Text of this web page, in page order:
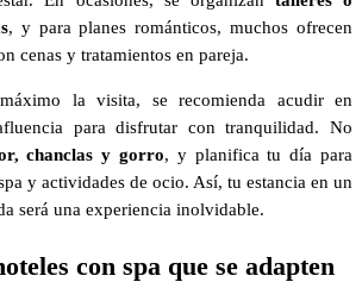
, y para planes románticos, muchos ofrecen
cenas y tratamientos en pareja.
la visita, se recomienda acudir en
para disfrutar con tranquilidad. No
chanclas y gorro, y planifica tu día para
y actividades de ocio. Así, tu estancia en un
será una experiencia inolvidable.
con spa que se adapten